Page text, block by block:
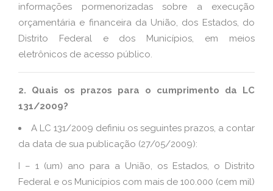
informações pormenorizadas sobre a execução
orçamentária e financeira da União, dos Estados, do
Distrito Federal e dos Municípios, em meios
eletrônicos de acesso público.
2. Quais os prazos para o cumprimento da LC
131/2009?
A LC 131/2009 definiu os seguintes prazos, a contar
da data de sua publicação (27/05/2009):
I – 1 (um) ano para a União, os Estados, o Distrito
Federal e os Municípios com mais de 100.000 (cem mil)